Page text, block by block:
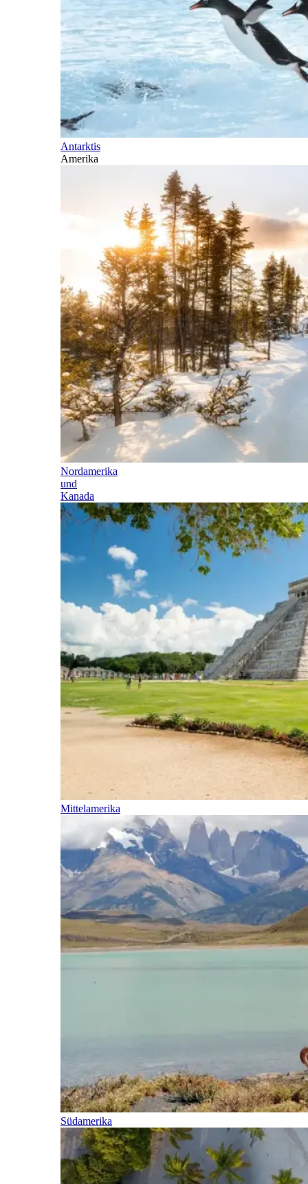
Antarktis
Amerika
Nordamerika
und
Kanada
Mittelamerika
Südamerika